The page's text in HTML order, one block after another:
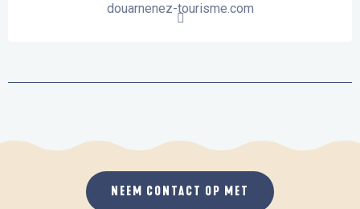
douarnenez-tourisme.com
NEEM CONTACT OP MET